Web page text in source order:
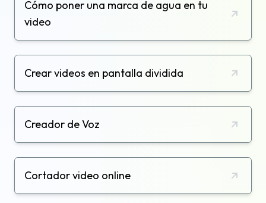
Cómo poner una marca de agua en tu
video
Crear videos en pantalla dividida
Creador de Voz
Cortador video online